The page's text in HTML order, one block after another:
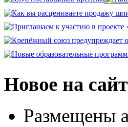
Новое на
Размещены